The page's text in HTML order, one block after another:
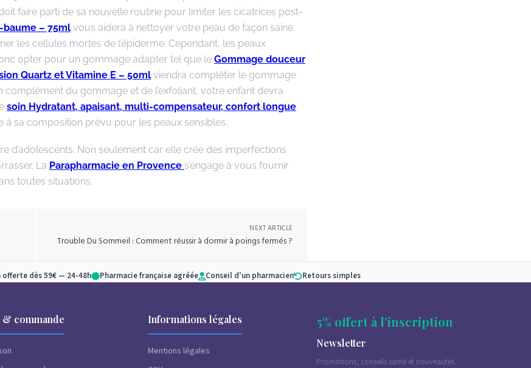
faire parti de sa nouvelle routine pour limiter les cicatrices post-
– 75ml vous aidera à nettoyer votre peau de façon saine.
les cellules mortes de l’épiderme. Cependant, les peaux
opter pour un gommage adapter tel que le Gommage douceur
Quartz et Vitamine E – 50ml viendra compléter le gommage
complément du gommage et de l’exfoliant, votre enfant devra
soin Hydratant, apaisant, multi-compensateur, confort longue
sa composition prévu pour les peaux sensibles.
d’adolescents. Non seulement car elle crée des imperfections
La Parapharmacie en Provence s’engage à vous fournir
toutes situations.
NEXT ARTICLE
Trouble Du Sommeil : Comment réussir à dormir à poings fermés ?
offerte dès 59€ — 24-48h Pharmacie française agréée Conseil d'un pharmacien Retours simples
& commande Informations légales
Mentions légales
5% offert à l'inscription
Newsletter
Promotions, conseils santé et nouveautés.